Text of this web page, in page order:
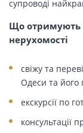
супроводі
Що отримують
нерухомості
свіжу та
Одеси та його
екскурсії по
консультації